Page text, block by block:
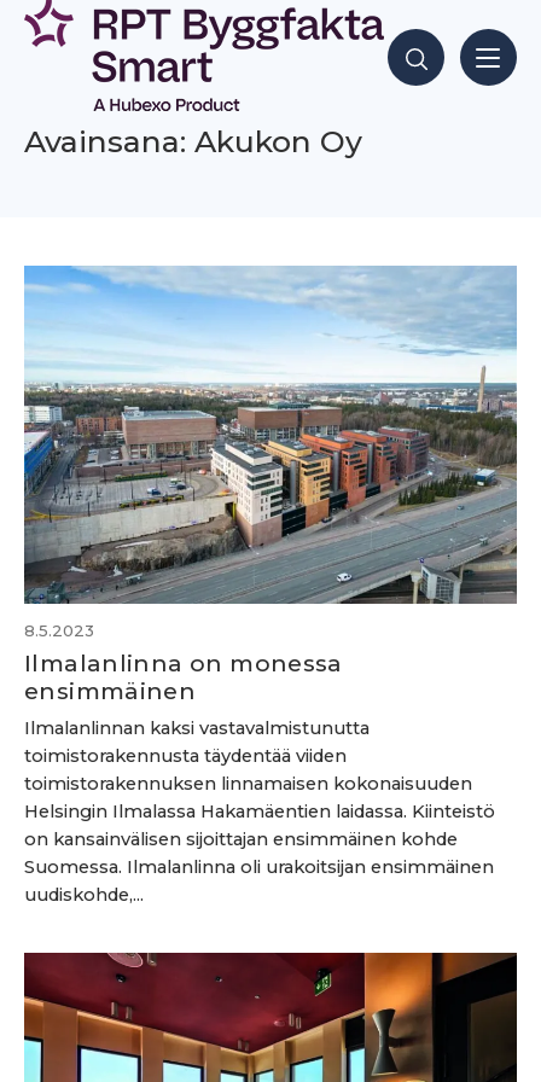
Siirry
sisältöön
Hae sisältöjä
Avainsana: Akukon Oy
8.5.2023
Ilmalanlinna on monessa
ensimmäinen
Ilmalanlinnan kaksi vastavalmistunutta
toimistorakennusta täydentää viiden
toimistorakennuksen linnamaisen kokonaisuuden
Helsingin Ilmalassa Hakamäentien laidassa. Kiinteistö
on kansainvälisen sijoittajan ensimmäinen kohde
Suomessa. Ilmalanlinna oli urakoitsijan ensimmäinen
uudiskohde,...